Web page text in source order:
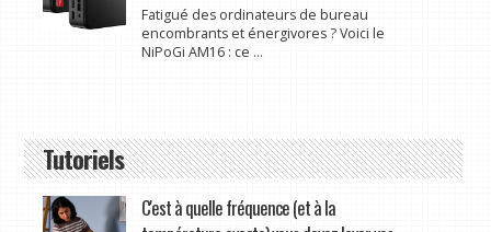
Fatigué des ordinateurs de bureau
encombrants et énergivores ? Voici le
NiPoGi AM16 : ce ...
Tutoriels
C'est à quelle fréquence (et à la